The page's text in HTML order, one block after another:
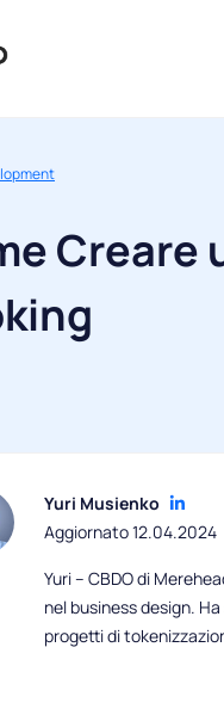
Creare
Yuri Musienko
Aggiornato 12.04.2024
Yuri – CBDO di
nel business design.
progetti di